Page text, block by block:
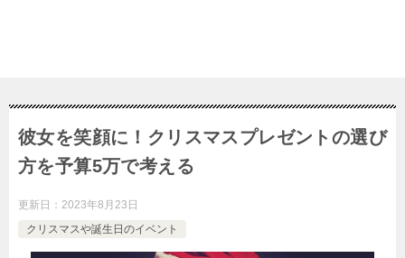
彼女を笑顔に！クリスマスプレゼントの選び
方を予算5万で考える
更新日： 2023年8月23日
クリスマスや誕生日のイベント